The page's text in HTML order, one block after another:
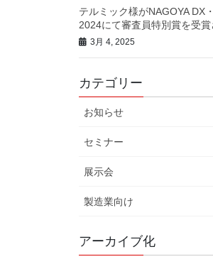
テルミック様がNAGOYA DX
2024にて審査員特別賞を受賞
3月 4, 2025
カテゴリー
お知らせ
セミナー
展示会
製造業向け
アーカイブ化